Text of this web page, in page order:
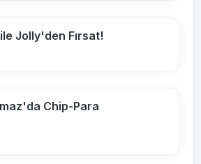
Jolly'den Fırsat!
Chip-Para